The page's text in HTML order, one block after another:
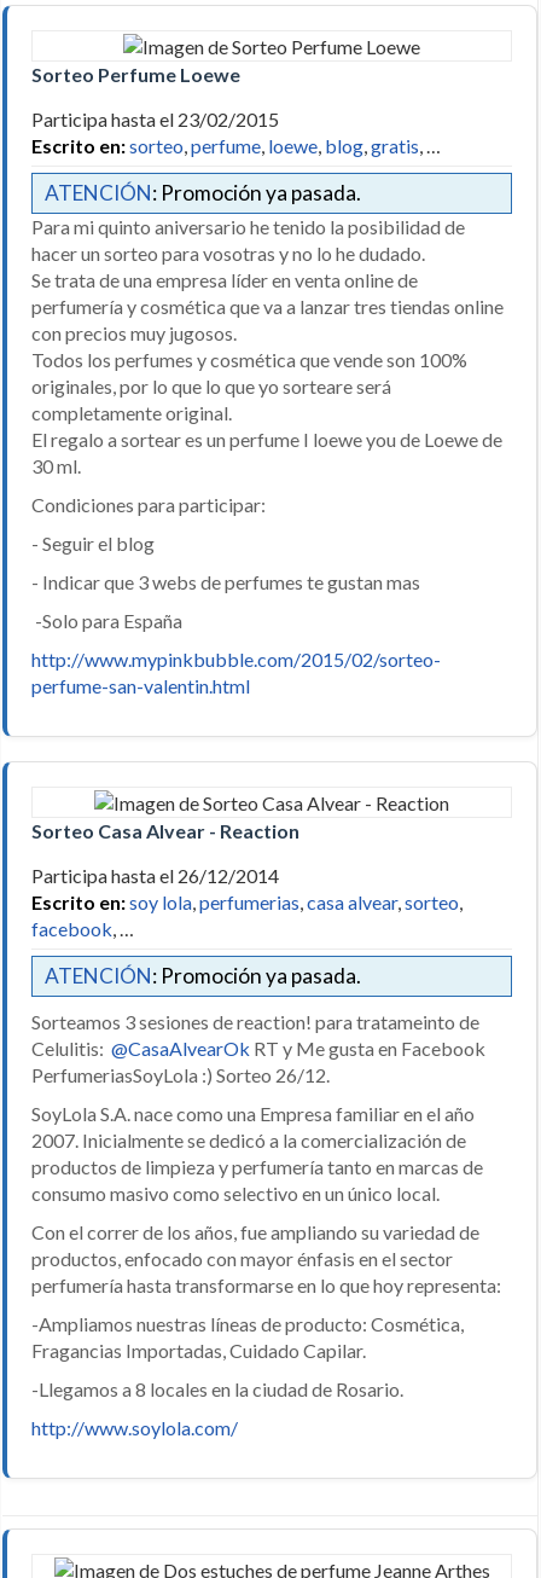
Sorteo Perfume Loewe
Participa hasta el 23/02/2015
Escrito en:sorteo perfume loewe blog gratis
ATENCIÓN: Promoción ya pasada.
Para mi quinto aniversario he tenido la posibilidad de
hacer un sorteo para vosotras y no lo he dudado.
Se trata de una empresa líder en venta online de
perfumería y cosmética que va a lanzar tres tiendas online
con precios muy jugosos.
Todos los perfumes y cosmética que vende son 100%
originales, por lo que lo que yo sorteare será
completamente original.
El regalo a sortear es un perfume I loewe you de Loewe de
30 ml.
Condiciones para participar:
- Seguir el blog
- Indicar que 3 webs de perfumes te gustan mas
-Solo para España
http://www.mypinkbubble.com/2015/02/sorteo-
perfume-san-valentin.html
Sorteo Casa Alvear - Reaction
Participa hasta el 26/12/2014
Escrito en:soy lola perfumerias casa alvear, sorteo
facebook
ATENCIÓN: Promoción ya pasada.
Sorteamos 3 sesiones de reaction! para tratameinto de
Celulitis: @CasaAlvearOk RT y Me gusta en Facebook
PerfumeriasSoyLola :) Sorteo 26/12.
SoyLola S.A. nace como una Empresa familiar en el año
2007. Inicialmente se dedicó a la comercialización de
productos de limpieza y perfumería tanto en marcas de
consumo masivo como selectivo en un único local.
Con el correr de los años, fue ampliando su variedad de
productos, enfocado con mayor énfasis en el sector
perfumería hasta transformarse en lo que hoy representa:
-Ampliamos nuestras líneas de producto: Cosmética,
Fragancias Importadas, Cuidado Capilar.
-Llegamos a 8 locales en la ciudad de Rosario.
http://www.soylola.com/